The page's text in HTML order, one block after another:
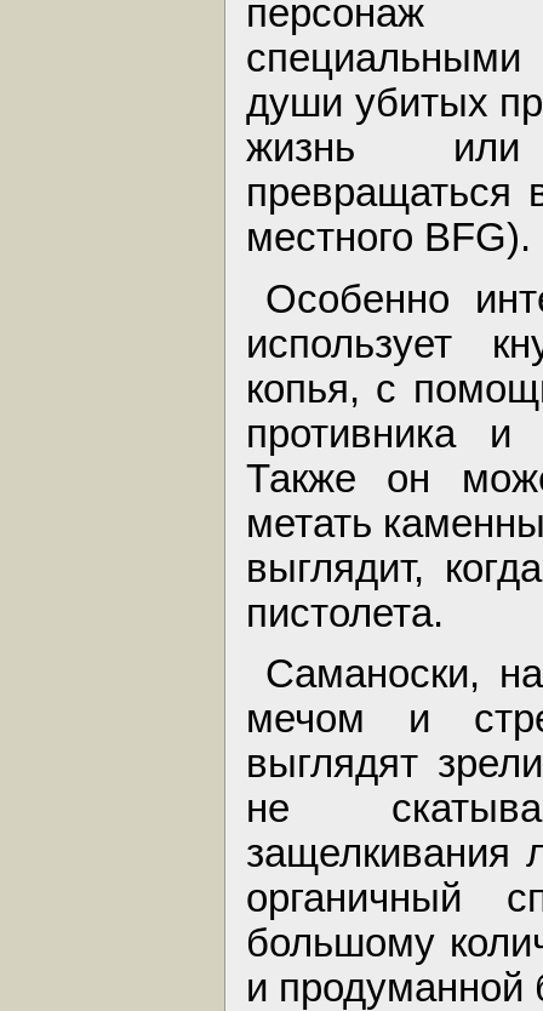
специальными
души убитых
жизнь или
превращаться
местного BFG).
Особенно
использует
копья, с
противника
Также он
метать
выглядит,
пистолета.
Саманоски,
мечом и
выглядят
не
защелкивания
органичный
большому
и продуманной